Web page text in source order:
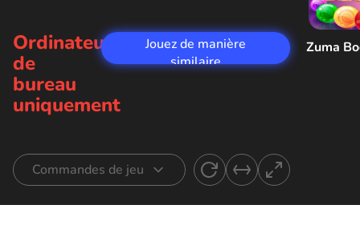
Ordinateur
de
bureau
uniquement
Jouez de manière
similaire
Zuma
Commandes de jeu